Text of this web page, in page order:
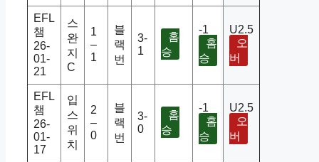
EFL
챔
26-
01-
21
스
완
지
C
1
–
1
블
랙
번
3-
1
홈
승
-1
홈
승
U2.5
오
버
EFL
챔
26-
01-
17
입
스
위
치
2
–
0
블
랙
번
3-
0
홈
승
-1
홈
승
U2.5
오
버